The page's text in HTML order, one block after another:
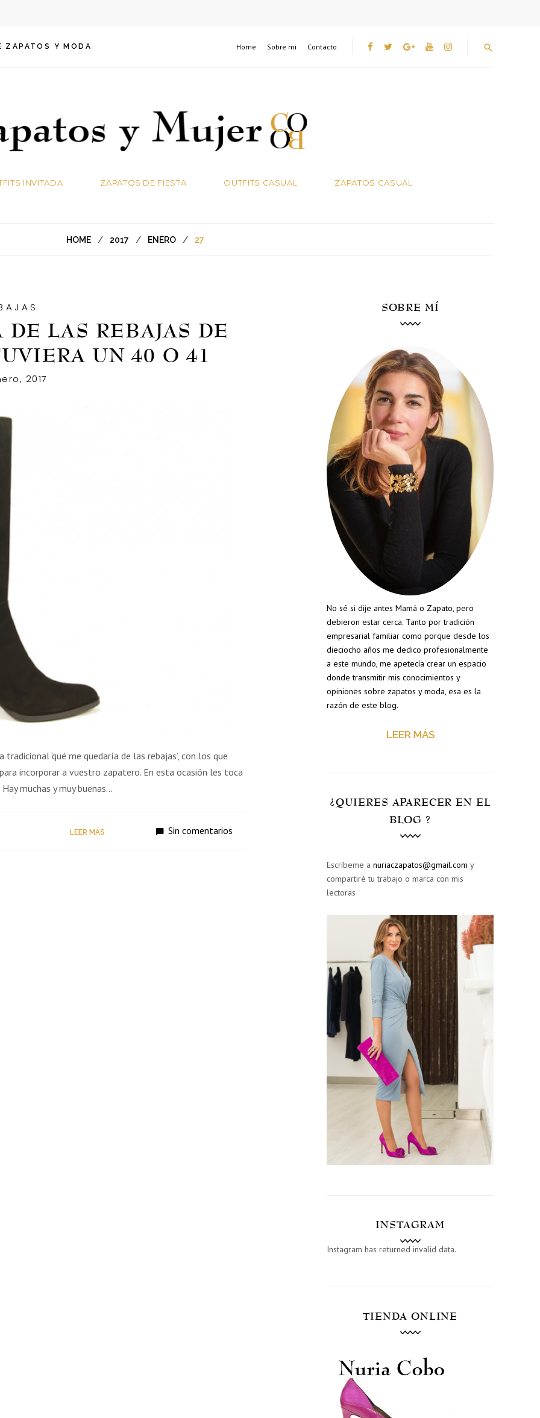
ZAPATOS Y MODA Home Sobre mi Contacto
INVITADA ZAPATOS DE FIESTA OUTFITS CASUAL ZAPATOS CASUAL
HOME / 2017 / ENERO / 27
LAS REBAJAS DE
UN 40 O 41
2017
‘qué me quedaría de las rebajas’, con los que
incorporar a vuestro zapatero. En esta ocasión les toca
muchas y muy buenas…
LEER MÁS Sin comentarios
SOBRE MÍ
No sé si dije antes Mamá o Zapato, pero
debieron estar cerca. Tanto por tradición
empresarial familiar como porque desde los
dieciocho años me dedico profesionalmente
a este mundo, me apetecía crear un espacio
donde transmitir mis conocimientos y
opiniones sobre zapatos y moda, esa es la
razón de este blog.
LEER MÁS
¿QUIERES APARECER EN EL
BLOG ?
Escríbeme anuriaczapatos@gmail.com y
compartiré tu trabajo o marca con mis
lectoras
INSTAGRAM
Instagram has returned invalid data.
TIENDA ONLINE